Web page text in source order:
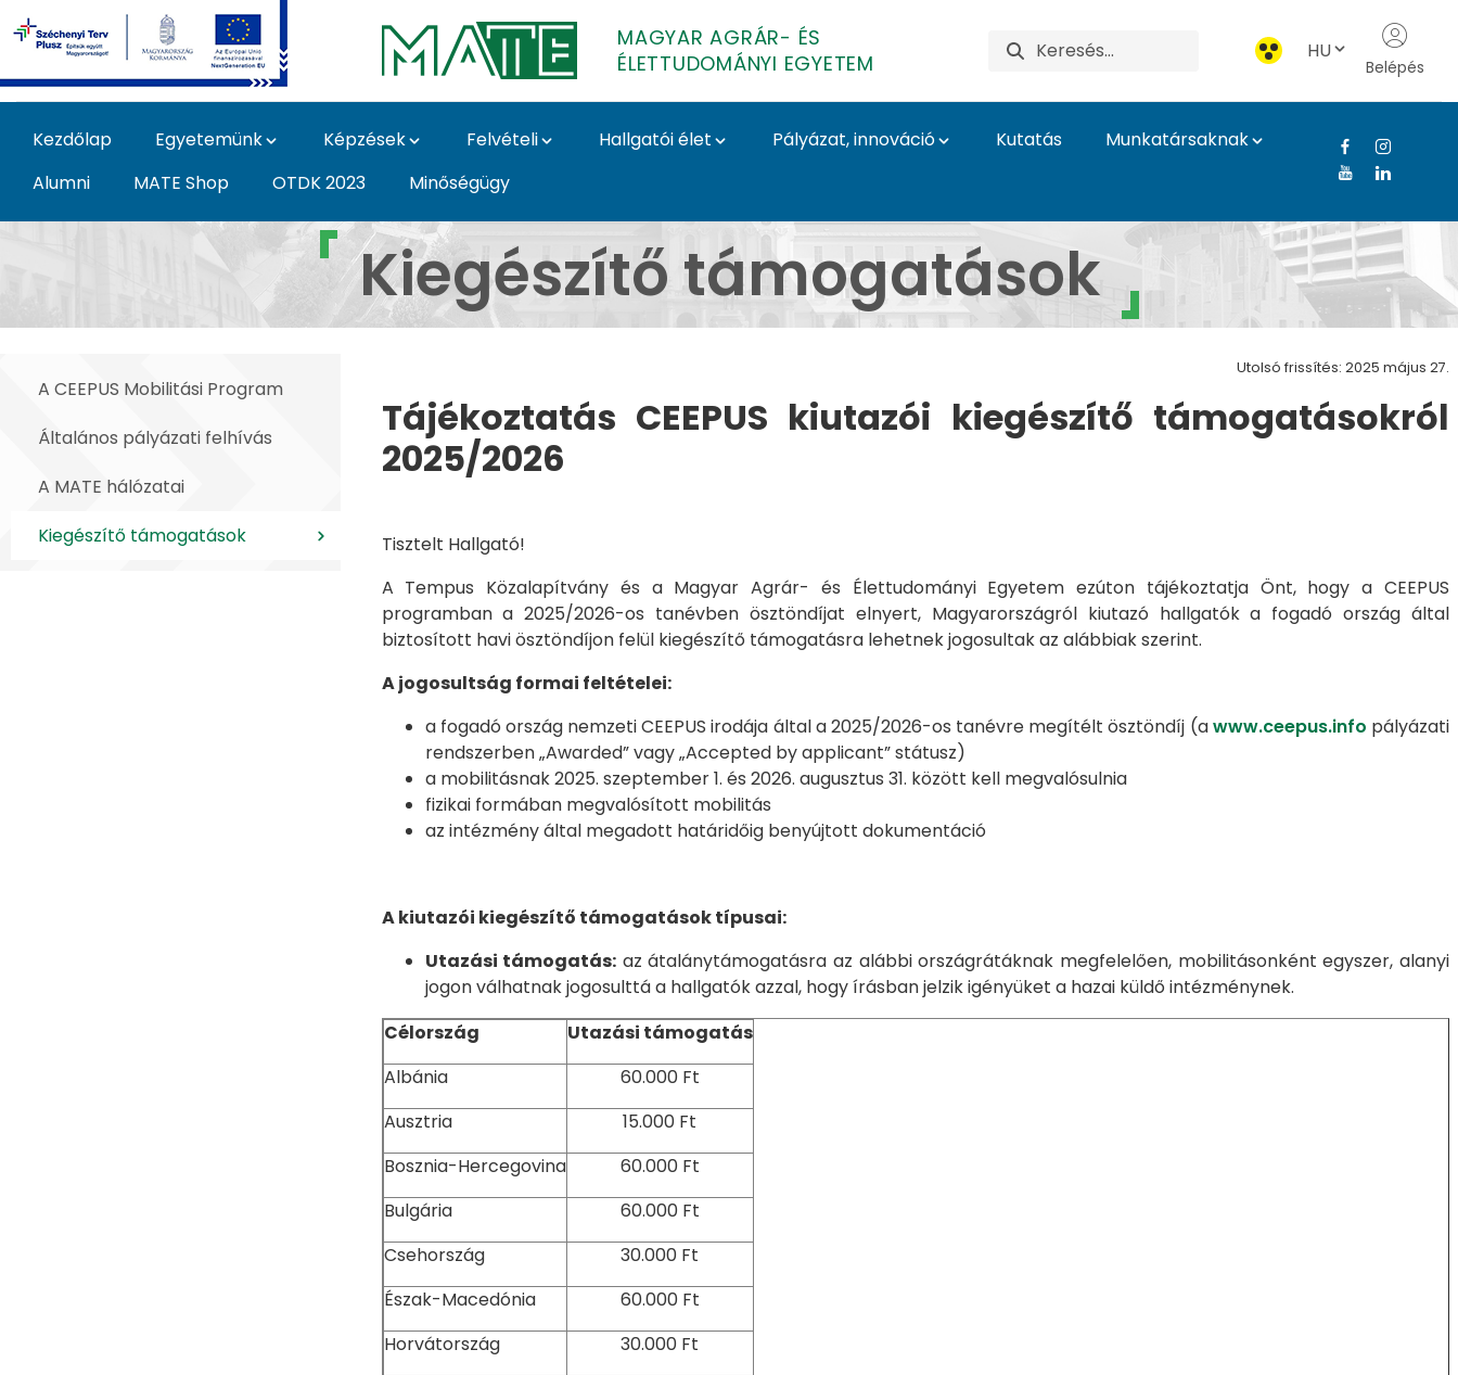
Ugrás a fő tartalomhoz
MAGYAR AGRÁR- ÉS
ÉLETTUDOMÁNYI EGYETEM
HU
Belépés
Kezdőlap Egyetemünk Képzések Felvételi Hallgatói élet Pályázat, innováció Kutatás
Munkatársaknak
Alumni
MATE Shop OTDK 2023 Minőségügy
Kiegészítő támogatások - CEEPUS - Magyar Agrár- és
Kiegészítő támogatások
A CEEPUS Mobilitási Program
Általános pályázati felhívás
A MATE hálózatai
Kiegészítő támogatások
Utolsó frissítés: 2025 május 27.
Tájékoztatás CEEPUS kiutazói kiegészítő támogatásokról
2025/2026
Tisztelt Hallgató!
A Tempus Közalapítvány és a Magyar Agrár- és Élettudományi Egyetem ezúton tájékoztatja Önt, hogy a CEEPUS
programban a 2025/2026-os tanévben ösztöndíjat elnyert, Magyarországról kiutazó hallgatók a fogadó ország által
biztosított havi ösztöndíjon felül kiegészítő támogatásra lehetnek jogosultak az alábbiak szerint.
A jogosultság formai feltételei:
a fogadó ország nemzeti CEEPUS irodája által a 2025/2026-os tanévre megítélt ösztöndíj (awww.ceepus.info pályázati
rendszerben „Awarded” vagy „Accepted by applicant” státusz)
a mobilitásnak 2025. szeptember 1. és 2026. augusztus 31. között kell megvalósulnia
fizikai formában megvalósított mobilitás
az intézmény által megadott határidőig benyújtott dokumentáció
A kiutazói kiegészítő támogatások típusai:
Utazási támogatás: az átalánytámogatásra az alábbi országrátáknak megfelelően, mobilitásonként egyszer, alanyi
jogon válhatnak jogosulttá a hallgatók azzal, hogy írásban jelzik igényüket a hazai küldő intézménynek.
Célország
Utazási támogatás
Albánia
60.000 Ft
Ausztria
15.000 Ft
Bosznia-Hercegovina
60.000 Ft
Bulgária
60.000 Ft
Csehország
30.000 Ft
Észak-Macedónia
60.000 Ft
Horvátország
30.000 Ft